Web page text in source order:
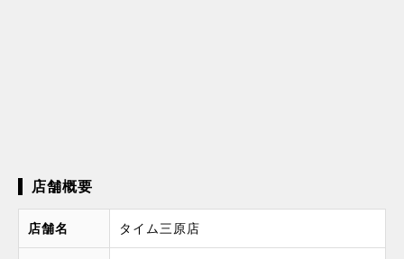
店舗概要
店舗名 タイム三原店